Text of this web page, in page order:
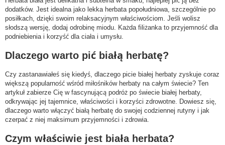
dodatków. Jest idealna jako lekka herbata popołudniowa, szczególnie po
posiłkach, dzięki swoim relaksacyjnym właściwościom. Jeśli wolisz
słodszą wersję, dodaj odrobinę miodu. Każda filiżanka to przyjemność dla
podniebienia i korzyść dla ciała i umysłu.
Dlaczego warto pić białą herbatę?
Czy zastanawiałeś się kiedyś, dlaczego picie białej herbaty zyskuje coraz
większą popularność wśród miłośników herbaty na całym świecie? Ten
artykuł zabierze Cię w fascynującą podróż po świecie białej herbaty,
odkrywając jej tajemnice, właściwości i korzyści zdrowotne. Dowiesz się,
dlaczego warto włączyć białą herbatę do swojej codziennej rutyny i jak
czerpać z niej maksimum przyjemności i zdrowia.
Czym właściwie jest biała herbata?